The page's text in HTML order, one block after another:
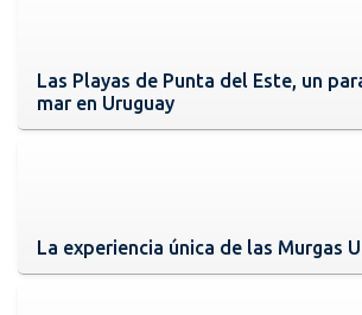
Las Playas de Punta del Este, un
mar en Uruguay
La experiencia única de las Murgas